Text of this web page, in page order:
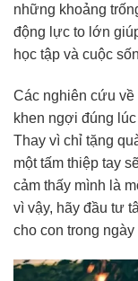
những khoảng
động lực to lớn
học tập và cuộc
Các nghiên cứu về
khen ngợi đúng
Thay vì chỉ tặng
một tấm thiệp tay
cảm thấy mình là
vì vậy, hãy đầu tư
cho con trong ngày